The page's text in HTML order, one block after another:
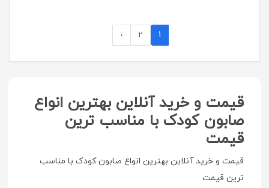
1
2
›
قیمت و خرید آنلاین بهترین انواع
صابون کودک با مناسب ترین
قیمت
قیمت و خرید آنلاین بهترین انواع صابون کودک با مناسب
ترین قیمت